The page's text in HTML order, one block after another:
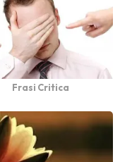
Frasi Critica